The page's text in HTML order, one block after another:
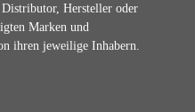
Hersteller oder
Marken und
ihren jeweilige Inhabern.